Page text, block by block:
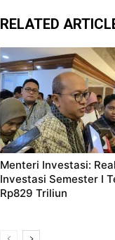
RELATED
Menteri Investasi:
Investasi Semester I
Rp829 Triliun